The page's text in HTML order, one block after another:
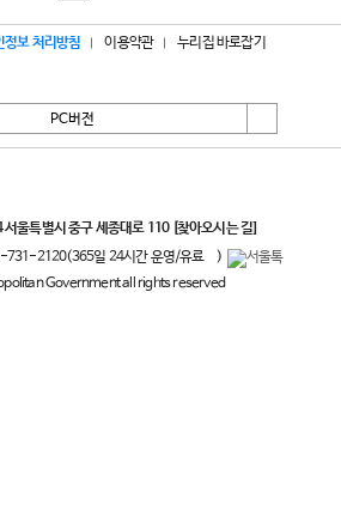
정보 처리방침 이용약관 누리집 바로잡기
PC버전
울특별시 중구 세종대로 110 [찾아오시는 길]
731-2120(365일 24시간 운영/유료
)
Government all rights reserved